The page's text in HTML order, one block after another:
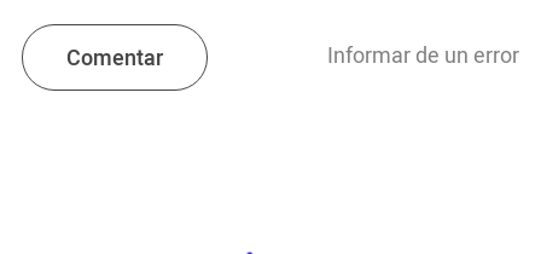
Comentar Informar de un error